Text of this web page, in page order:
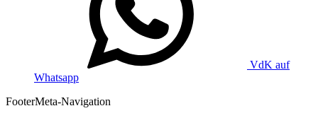
VdK auf
Whatsapp
FooterMeta-Navigation